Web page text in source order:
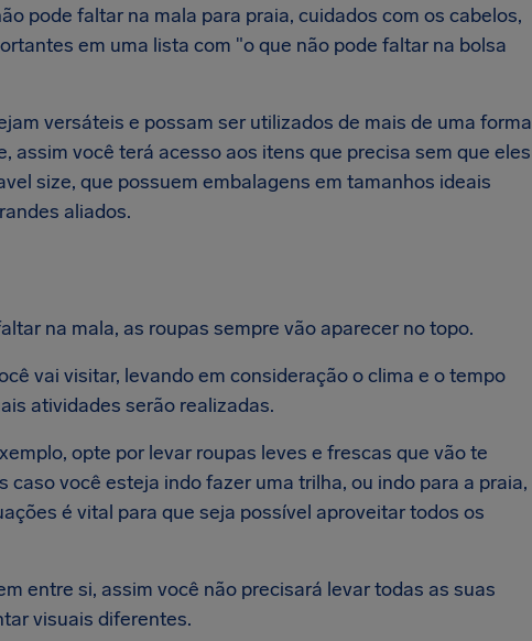
pode faltar na mala para praia, cuidados com os cabelos,
em uma lista com "o que não pode faltar na bolsa
versáteis e possam ser utilizados de mais de uma forma
assim você terá acesso aos itens que precisa sem que eles
size, que possuem embalagens em tamanhos ideais
aliados.
na mala, as roupas sempre vão aparecer no topo.
vai visitar, levando em consideração o clima e o tempo
atividades serão realizadas.
opte por levar roupas leves e frescas que vão te
você esteja indo fazer uma trilha, ou indo para a praia,
é vital para que seja possível aproveitar todos os
entre si, assim você não precisará levar todas as suas
visuais diferentes.